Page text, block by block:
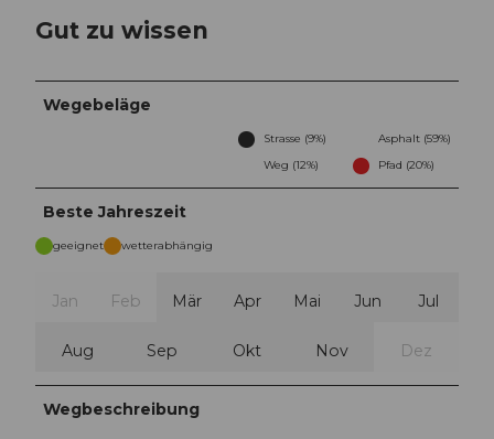
Gut zu wissen
Wegebeläge
Strasse (9%)
Asphalt (59%)
Weg (12%)
Pfad (20%)
Beste Jahreszeit
geeignet wetterabhängig
Jan Feb Mär Apr Mai Jun Jul
Aug Sep Okt Nov Dez
Wegbeschreibung